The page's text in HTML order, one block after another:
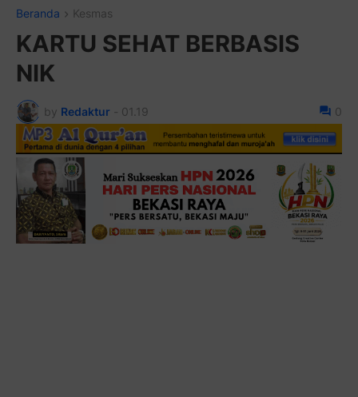
Beranda Kesmas
KARTU SEHAT BERBASIS
NIK
by Redaktur - 01.19 0